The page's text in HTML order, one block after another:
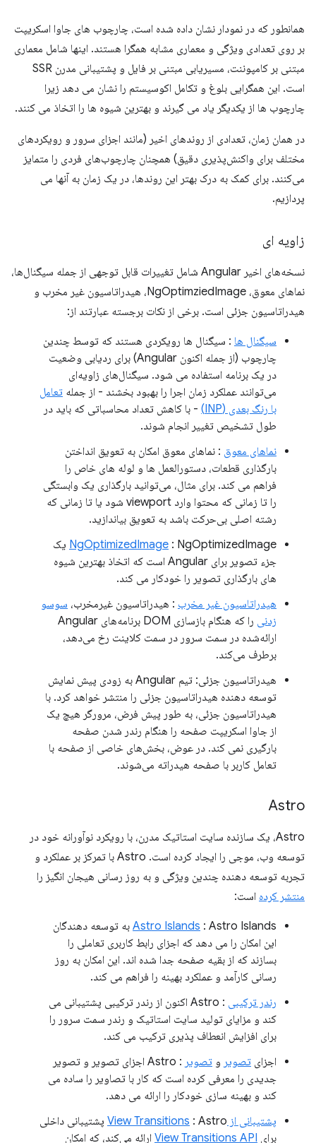
همانطور که در نمودار نشان داده شده است، چارچوب های جاوا اسکریپت
بر روی تعدادی ویژگی و معماری مشابه همگرا هستند. اینها شامل معماری
مبتنی بر کامپوننت، مسیریابی مبتنی بر فایل و پشتیبانی مدرن SSR
است. این همگرایی بلوغ و تکامل اکوسیستم را نشان می دهد زیرا
چارچوب ها از یکدیگر یاد می گیرند و بهترین شیوه ها را اتخاذ می کنند.
در همان زمان، تعدادی از روندهای اخیر (مانند اجزای سرور و رویکردهای
مختلف برای واکنش‌پذیری دقیق) همچنان چارچوب‌های فردی را متمایز
می‌کنند. برای کمک به درک بهتر این روندها، در یک زمان به آنها می
پردازیم.
زاویه ای
نسخه‌های اخیر Angular شامل تغییرات قابل توجهی از جمله سیگنال‌ها،
نماهای معوق، NgOptimziedImage، هیدراتاسیون غیر مخرب و
هیدراتاسیون جزئی است. برخی از نکات برجسته عبارتند از:
سیگنال ها : سیگنال ها رویکردی هستند که توسط چندین
چارچوب (از جمله اکنون Angular) برای ردیابی وضعیت
در یک برنامه استفاده می شود. سیگنال‌های زاویه‌ای
می‌توانند عملکرد زمان اجرا را بهبود بخشند - از جمله تعامل
با رنگ بعدی (INP)
- با کاهش تعداد محاسباتی که باید در
طول تشخیص تغییر انجام شوند.
نماهای معوق : نماهای معوق امکان به تعویق انداختن
بارگذاری قطعات، دستورالعمل ها و لوله های خاص را
فراهم می کند. برای مثال، می‌توانید بارگذاری یک وابستگی
را تا زمانی که محتوا وارد viewport شود یا تا زمانی که
رشته اصلی بی‌حرکت باشد به تعویق بیاندازید.
NgOptimizedImage : NgOptimizedImage یک
جزء تصویر برای Angular است که اتخاذ بهترین شیوه
های بارگذاری تصویر را خودکار می کند.
هیدراتاسیون غیر مخرب : هیدراتاسیون غیرمخرب، سوسو
زدنی
را که هنگام بازسازی DOM برنامه‌های Angular
ارائه‌شده در سمت سرور در سمت کلاینت رخ می‌دهد،
برطرف می‌کند.
هیدراتاسیون جزئی: تیم Angular به زودی پیش نمایش
توسعه دهنده هیدراتاسیون جزئی را منتشر خواهد کرد. با
هیدراتاسیون جزئی، به طور پیش فرض، مرورگر هیچ یک
از جاوا اسکریپت صفحه را هنگام رندر شدن صفحه
بارگیری نمی کند. در عوض، بخش‌های خاصی از صفحه با
تعامل کاربر با صفحه هیدراته می‌شوند.
Astro
Astro، یک سازنده سایت استاتیک مدرن، با رویکرد نوآورانه خود در
توسعه وب، موجی را ایجاد کرده است. Astro با تمرکز بر عملکرد و
تجربه توسعه دهنده چندین ویژگی و به روز رسانی هیجان انگیز را
منتشر کرده است:
Astro Islands : Astro Islands به توسعه دهندگان
این امکان را می دهد که اجزای رابط کاربری تعاملی را
بسازند که از بقیه صفحه جدا شده اند. این امکان به روز
رسانی کارآمد و عملکرد بهینه را فراهم می کند.
رندر ترکیبی
: Astro اکنون از رندر ترکیبی پشتیبانی می
کند و مزایای تولید سایت استاتیک و رندر سمت سرور را
برای افزایش انعطاف پذیری ترکیب می کند.
اجزای تصویر و تصویر
: Astro اجزای تصویر و تصویر
جدیدی را معرفی کرده است که کار با تصاویر را ساده می
کند و بهینه سازی خودکار را ارائه می دهد.
پشتیبانی از View Transitions
: Astro پشتیبانی داخلی
برای View Transitions API ارائه می‌کند، که امکان